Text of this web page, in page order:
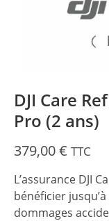
DJI Care
Pro (2 ans)
379,00€ TTC
L’assurance DJI
bénéficier
dommages